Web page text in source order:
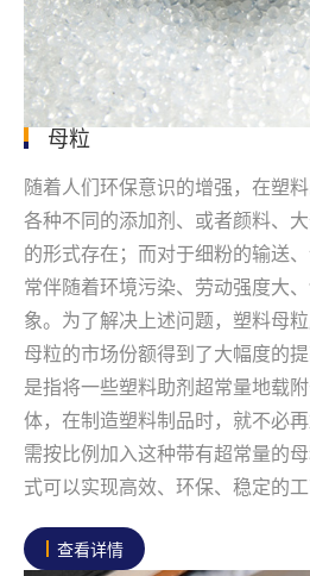
母粒
随着人们环保意识的增强，在塑
各种不同的添加剂、或者颜料、
的形式存在；而对于细粉的输送
常伴随着环境污染、劳动强度大
象。为了解决上述问题，塑料母
母粒的市场份额得到了大幅度的
是指将一些塑料助剂超常量地载
体，在制造塑料制品时，就不必
需按比例加入这种带有超常量的
式可以实现高效、环保、稳定的工
查看详情